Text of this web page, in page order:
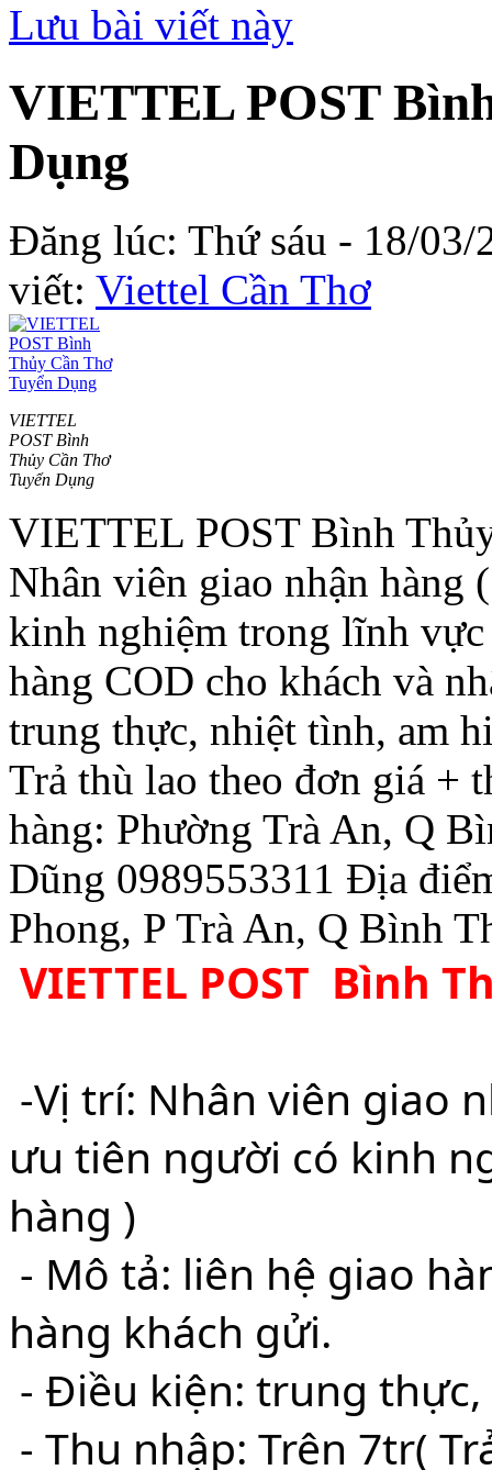
Lưu bài viết này
VIETTEL POST
Dụng
Đăng lúc: Thứ sáu - 18/
viết: Viettel Cần Thơ
VIETTEL
POST Bình
Thủy Cần Thơ
Tuyển Dụng
VIETTEL POST Bình
Nhân viên giao nhận
kinh nghiệm trong lĩnh
hàng COD cho khách và
trung thực, nhiệt tình, am
Trả thù lao theo đơn giá +
hàng: Phường Trà An, Q
Dũng 0989553311 Địa
Phong, P Trà An, Q Bình
VIETTEL POST  Bình
ưu tiên người có kinh
hàng )
- Mô tả: liên hệ giao
hàng khách gửi.
- Điều kiện: trung
- Thu nhập: Trên 7tr(